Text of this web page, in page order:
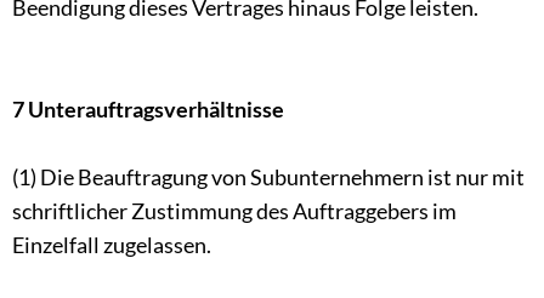
Beendigung dieses Vertrages hinaus Folge leisten.
7 Unterauftragsverhältnisse
(1) Die Beauftragung von Subunternehmern ist nur mit
schriftlicher Zustimmung des Auftraggebers im
Einzelfall zugelassen.